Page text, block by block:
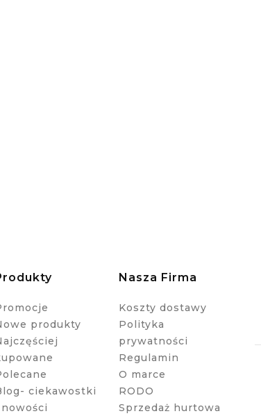
produkty
ciekawostki
Nasza Firma
Koszty dostawy
Polityka
prywatności
Regulamin
O marce
RODO
Sprzedaż hurtowa